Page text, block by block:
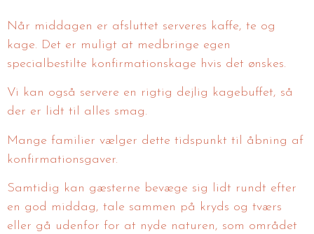
Når middagen er afsluttet serveres kaffe, te og
kage. Det er muligt at medbringe egen
specialbestilte konfirmationskage hvis det ønskes.
Vi kan også servere en rigtig dejlig kagebuffet, så
der er lidt til alles smag.
Mange familier vælger dette tidspunkt til åbning af
konfirmationsgaver.
Samtidig kan gæsterne bevæge sig lidt rundt efter
en god middag, tale sammen på kryds og tværs
eller gå udenfor for at nyde naturen, som området